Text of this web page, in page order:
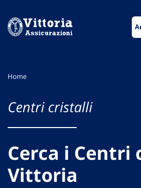
menu
contenuto
footer
Home
Centri cristalli
Cerca i Centri
Vittoria